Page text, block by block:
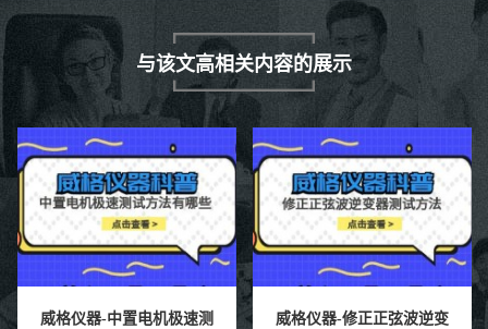
与该文高相关内容的展示
威格仪器-中置电机极速测
威格仪器-修正正弦波逆变